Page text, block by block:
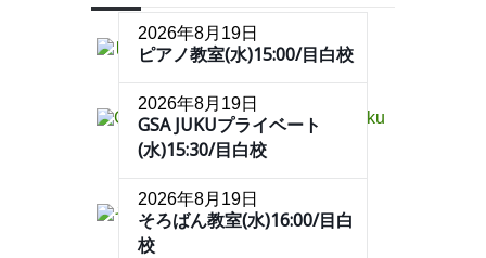
2026年8月19日
ピアノ教室(水)15:00/目白校
2026年8月19日
GSA JUKUプライベート
(水)15:30/目白校
2026年8月19日
そろばん教室(水)16:00/目白
校